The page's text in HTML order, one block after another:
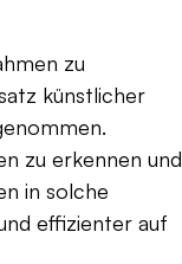
zu
künstlicher
zu erkennen und
in solche
effizienter auf